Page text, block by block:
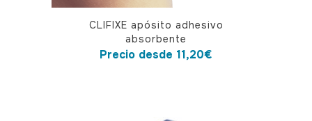
CLIFIXE apósito adhesivo
absorbente
Precio desde 11,20€